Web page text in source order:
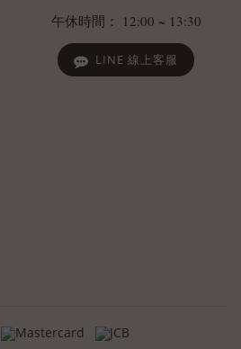
午休時間： 12:00 ~ 13:30
LINE 線上客服